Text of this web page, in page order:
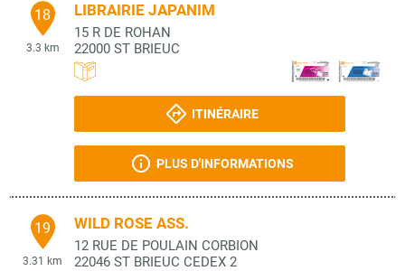
18
3.3 km
LIBRAIRIE JAPANIM
15 R DE ROHAN
22000 ST BRIEUC
ITINÉRAIRE
PLUS D'INFORMATIONS
19
3.31 km
WILD ROSE ASS.
12 RUE DE POULAIN CORBION
22046 ST BRIEUC CEDEX 2